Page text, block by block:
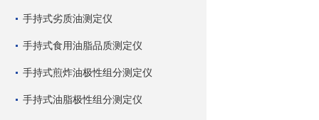
手持式劣质油测定仪
手持式食用油脂品质测定仪
手持式煎炸油极性组分测定仪
手持式油脂极性组分测定仪